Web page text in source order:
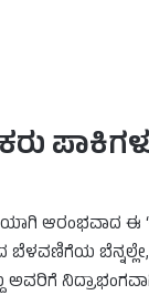
ಆರಂಭವಾದ ಈ ‘
ಬೆನ್ನಲ್ಲೇ,
ಅವರಿಗೆ